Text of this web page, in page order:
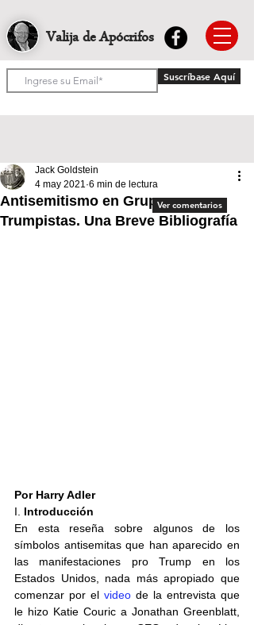
Valija de Apócrifos
Suscríbase Aquí
Antisemitismo en Grupos
Trumpistas. Una Breve Bibliografía
Jack Goldstein
4 may 2021 6 min de lectura
Por Harry Adler
I. Introducción
En esta reseña sobre algunos de los
símbolos antisemitas que han aparecido en
las manifestaciones pro Trump en los
Estados Unidos, nada más apropiado que
comenzar por el video de la entrevista que
le hizo Katie Couric a Jonathan Greenblatt,
Ver comentarios